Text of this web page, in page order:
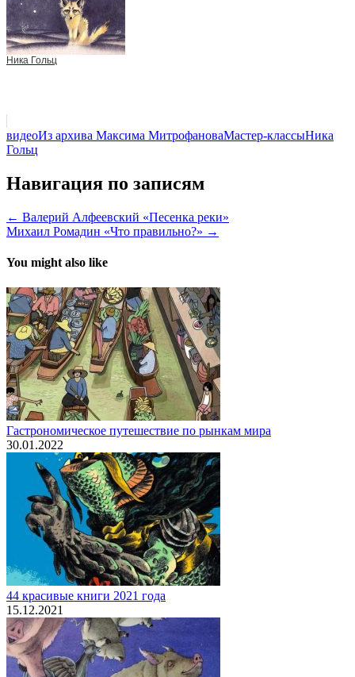
Ника Гольц
видеоИз архива Максима МитрофановаМастер-классыНика
Гольц
Навигация по записям
← Валерий Алфеевский «Песенка реки»
Михаил Ромадин «Что правильно?» →
You might also like
Гастрономическое путешествие по рынкам мира
30.01.2022
44 красивые книги 2021 года
15.12.2021